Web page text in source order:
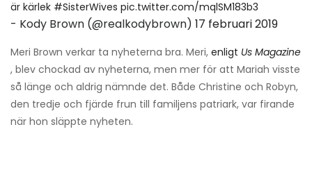
är kärlek #SisterWives pic.twitter.com/mqlSM183b3
- Kody Brown (@realkodybrown) 17 februari 2019
Meri Brown verkar ta nyheterna bra. Meri, enligt Us Magazine
, blev chockad av nyheterna, men mer för att Mariah visste
så länge och aldrig nämnde det. Både Christine och Robyn,
den tredje och fjärde frun till familjens patriark, var firande
när hon släppte nyheten.